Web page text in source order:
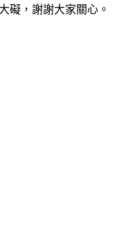
礙，謝謝大家關心。